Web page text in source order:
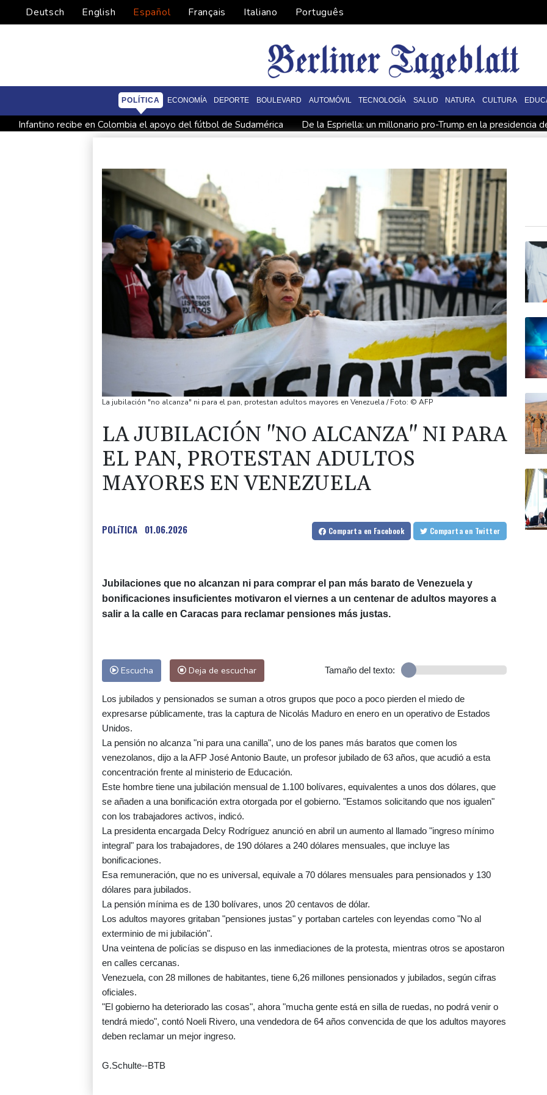
Deutsch English Español Français Italiano Português
POLÍTICA ECONOMÍA DEPORTE BOULEVARD AUTOMÓVIL TECNOLOGÍA SALUD NATURA CULTURA
Infantino recibe en Colombia el apoyo del fútbol de Sudamérica
De la Espriella: un millonario pro-Trump en la presidencia
La OMS propone probar en RDC una vacuna ya existente contra otra cepa del ébola
Arabia Saudita, Pakistán y Turquía
México y Perú restablecen sus relaciones diplomáticas tras una disputa por asilo
EEUU pierde empleos, un golpe a las
La jubilación "no alcanza" ni para el pan, protestan adultos mayores en Venezuela / Foto: © AFP
LA JUBILACIÓN "NO ALCANZA" NI PARA
EL PAN, PROTESTAN ADULTOS
MAYORES EN VENEZUELA
POLíTICA 01.06.2026 Comparta en Facebook Comparta en Twitter
Jubilaciones que no alcanzan ni para comprar el pan más barato de Venezuela y
bonificaciones insuficientes motivaron el viernes a un centenar de adultos mayores a
salir a la calle en Caracas para reclamar pensiones más justas.
Escucha Deja de escuchar Tamaño del texto:
Los jubilados y pensionados se suman a otros grupos que poco a poco pierden el miedo de
expresarse públicamente, tras la captura de Nicolás Maduro en enero en un operativo de Estados
Unidos.
La pensión no alcanza "ni para una canilla", uno de los panes más baratos que comen los
venezolanos, dijo a la AFP José Antonio Baute, un profesor jubilado de 63 años, que acudió a esta
concentración frente al ministerio de Educación.
Este hombre tiene una jubilación mensual de 1.100 bolívares, equivalentes a unos dos dólares, que
se añaden a una bonificación extra otorgada por el gobierno. "Estamos solicitando que nos igualen"
con los trabajadores activos, indicó.
La presidenta encargada Delcy Rodríguez anunció en abril un aumento al llamado "ingreso mínimo
integral" para los trabajadores, de 190 dólares a 240 dólares mensuales, que incluye las
bonificaciones.
Esa remuneración, que no es universal, equivale a 70 dólares mensuales para pensionados y 130
dólares para jubilados.
La pensión mínima es de 130 bolívares, unos 20 centavos de dólar.
Los adultos mayores gritaban "pensiones justas" y portaban carteles con leyendas como "No al
exterminio de mi jubilación".
Una veintena de policías se dispuso en las inmediaciones de la protesta, mientras otros se apostaron
en calles cercanas.
Venezuela, con 28 millones de habitantes, tiene 6,26 millones pensionados y jubilados, según cifras
oficiales.
"El gobierno ha deteriorado las cosas", ahora "mucha gente está en silla de ruedas, no podrá venir o
tendrá miedo", contó Noeli Rivero, una vendedora de 64 años convencida de que los adultos mayores
deben reclamar un mejor ingreso.
G.Schulte--BTB